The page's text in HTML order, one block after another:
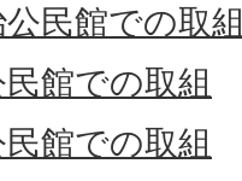
民館での取組
館での取組
館での取組